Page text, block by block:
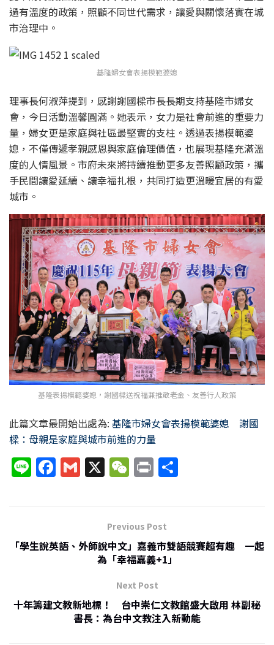
過有溫度的政策，照顧不同世代需求，讓愛與關懷落實在城
市治理中。
基隆婦女會表揚模範婆媳
理事長何淑萍提到，感謝謝國樑市長長期支持基隆市婦女
會，今日活動溫馨圓滿。她表示，女力是社會前進的重要力
量，婦女更是家庭與社區最堅實的支柱。透過表揚模範婆
媳，不僅傳遞孝親感恩與家庭倫理價值，也展現基隆充滿溫
度的人情風景。市府未來將持續推動更多友善照顧政策，攜
手民間讓愛延續、讓幸福扎根，共同打造更溫暖宜居的有愛
城市。
基隆表揚模範婆媳，謝國樑送祝福兼推敬老金、友善行人政策
此篇文章最開始出處為: 基隆市婦女會表揚模範婆媳 謝國
樑：母親是家庭與城市前進的力量
Li F
b
k
G X W
h
at
P
Previous Post
「學生說英語、外師說中文」嘉義市雙語競賽超有趣 一起
為「幸福嘉義+1」
Next Post
十年籌建文教新地標！ 台中崇仁文教館盛大啟用 林副秘
書長：為台中文教注入新動能